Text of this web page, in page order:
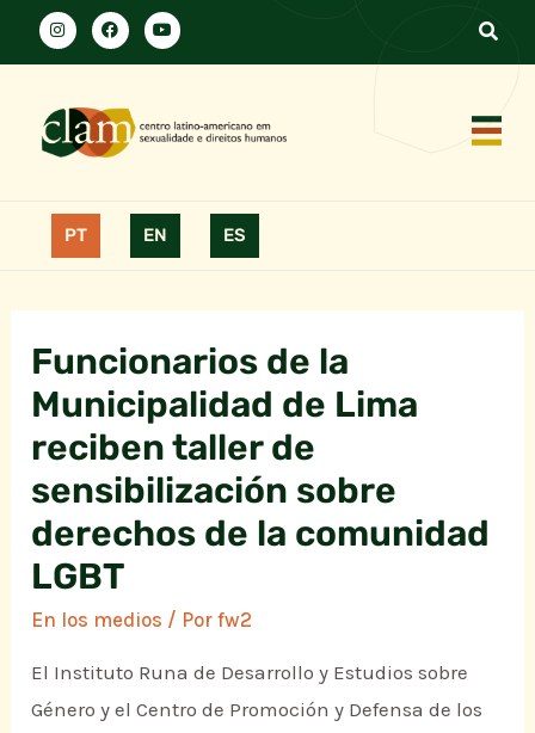
PT EN ES
Funcionarios de la
Municipalidad de Lima
reciben taller de
sensibilización sobre
derechos de la comunidad
LGBT
En los medios / Porfw2
El Instituto Runa de Desarrollo y Estudios sobre
Género y el Centro de Promoción y Defensa de los